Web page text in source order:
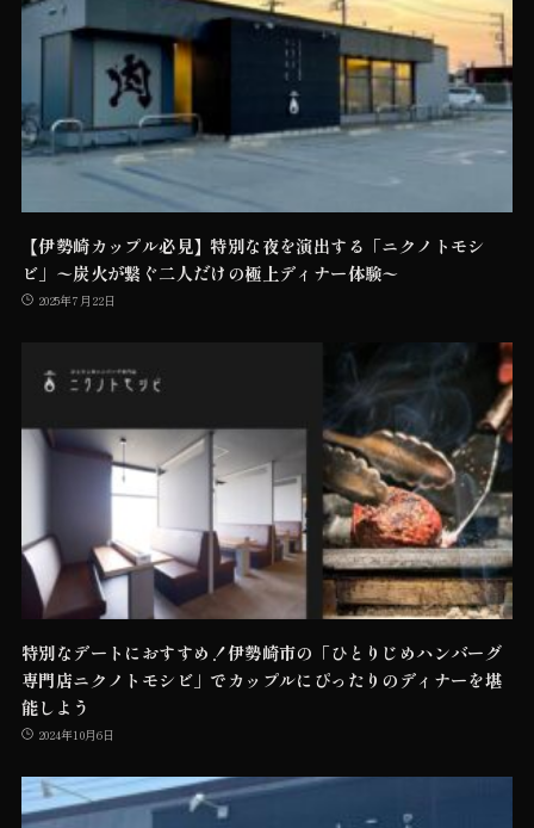
【伊勢崎カップル必見】特別な夜を演出する「ニクノトモシ
ビ」〜炭火が繋ぐ二人だけの極上ディナー体験〜
2025年7月22日
特別なデートにおすすめ！伊勢崎市の「ひとりじめハンバーグ
専門店ニクノトモシビ」でカップルにぴったりのディナーを堪
能しよう
2024年10月6日